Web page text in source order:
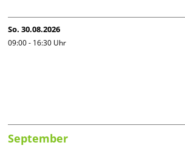
So. 30.08.2026
09:00 - 16:30 Uhr
September